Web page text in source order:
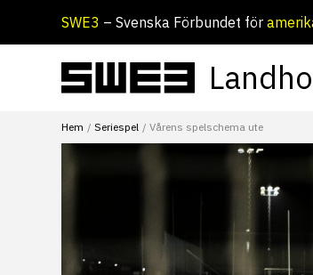
SWE3 – Svenska Förbundet för
Hem Seriespel Vårens spelschema ute